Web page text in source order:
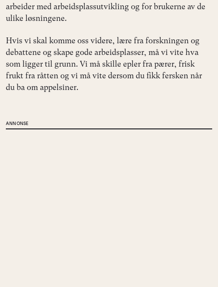
arbeider med arbeidsplassutvikling og for brukerne av de
ulike løsningene.
Hvis vi skal komme oss videre, lære fra forskningen og
debattene og skape gode arbeidsplasser, må vi vite hva
som ligger til grunn. Vi må skille epler fra pærer, frisk
frukt fra råtten og vi må vite dersom du fikk fersken når
du ba om appelsiner.
ANNONSE